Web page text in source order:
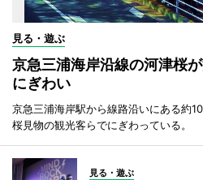
見る・遊ぶ
京急三浦海岸沿線の河津桜
にぎわい
京急三浦海岸駅から線路沿いにある約
桜見物の観光客らでにぎわっている。
見る・遊ぶ